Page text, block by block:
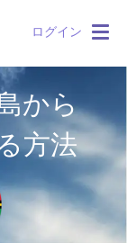
ログイン
から
方法